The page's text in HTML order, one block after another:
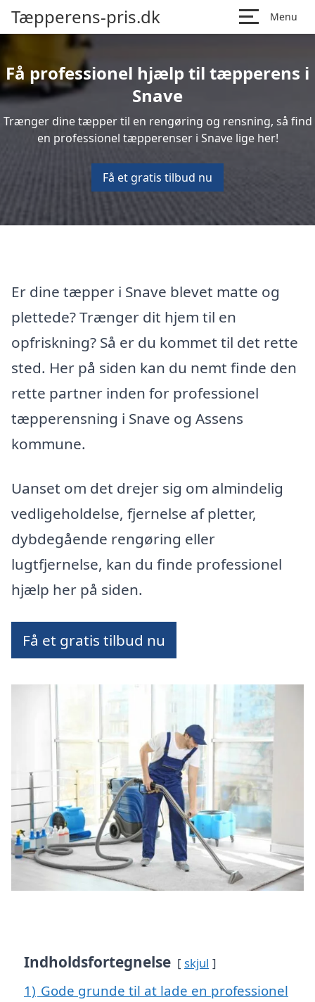
Tæpperens-pris.dk Menu
Få professionel hjælp til tæpperens i
Snave
Trænger dine tæpper til en rengøring og rensning, så find
en professionel tæpperenser i Snave lige her!
Få et gratis tilbud nu
Er dine tæpper i Snave blevet matte og
plettede? Trænger dit hjem til en
opfriskning? Så er du kommet til det rette
sted. Her på siden kan du nemt finde den
rette partner inden for professionel
tæpperensning i Snave og Assens
kommune.
Uanset om det drejer sig om almindelig
vedligeholdelse, fjernelse af pletter,
dybdegående rengøring eller
lugtfjernelse, kan du finde professionel
hjælp her på siden.
Få et gratis tilbud nu
Indholdsfortegnelse skjul
1) Gode grunde til at lade en professionel